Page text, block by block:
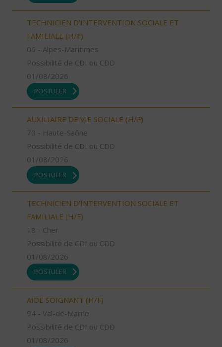
TECHNICIEN D’INTERVENTION SOCIALE ET
FAMILIALE (H/F)
06 - Alpes-Maritimes
Possibilité de CDI ou CDD
01/08/2026
POSTULER
AUXILIAIRE DE VIE SOCIALE (H/F)
70 - Haute-Saône
Possibilité de CDI ou CDD
01/08/2026
POSTULER
TECHNICIEN D’INTERVENTION SOCIALE ET
FAMILIALE (H/F)
18 - Cher
Possibilité de CDI ou CDD
01/08/2026
POSTULER
AIDE SOIGNANT (H/F)
94 - Val-de-Marne
Possibilité de CDI ou CDD
01/08/2026